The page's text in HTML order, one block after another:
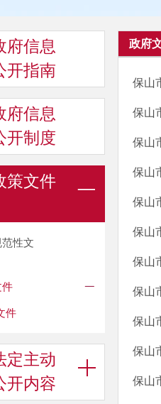
府信息
开指南
府信息
开制度
策文件
性文
件
件
定主动
开内容
政府
保山
保山
保山
保山
保山
保山
保山
保山
保山
保山
保山